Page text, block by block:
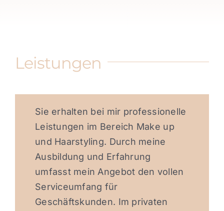
Leistungen
Sie erhalten bei mir professionelle
Leistungen im Bereich Make up
und Haarstyling. Durch meine
Ausbildung und Erfahrung
umfasst mein Angebot den vollen
Serviceumfang für
Geschäftskunden. Im privaten